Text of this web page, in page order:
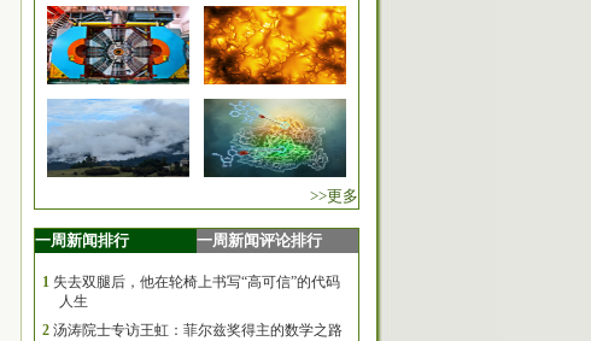
>>更多
一周新闻排行 一周新闻评论排行
1 失去双腿后，他在轮椅上书写“高可信”的代码
人生
2 汤涛院士专访王虹：菲尔兹奖得主的数学之路